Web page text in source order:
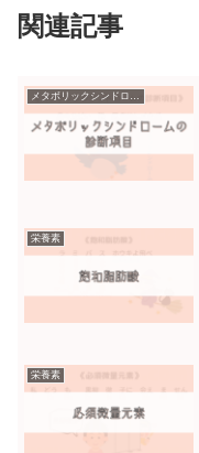
関連記事
栄養素
栄養素